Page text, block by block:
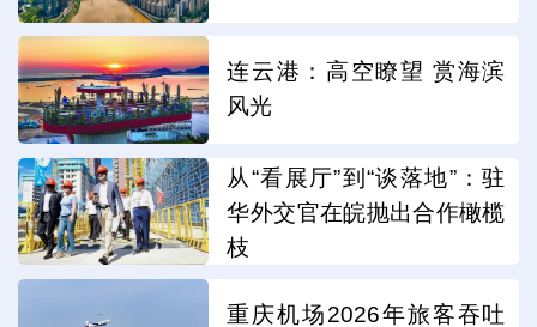
连云港：高空瞭望 赏海滨
风光
从“看展厅”到“谈落地”：驻
华外交官在皖抛出合作橄榄
枝
重庆机场2026年旅客吞吐